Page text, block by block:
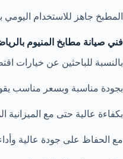
المطبخ جاهز للاستخدام
فني صيانة مطابخ المنيوم
بالنسبة للباحثين عن خيارات
بجودة مناسبة وبسعر مناسب
بكفاءة عالية حتى مع الميزانية
مع الحفاظ على جودة عالية